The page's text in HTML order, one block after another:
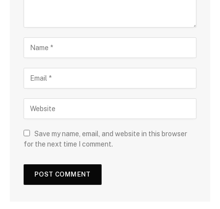
Save my name, email, and website in this browser
for the next time I comment.